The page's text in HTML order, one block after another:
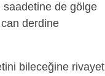
saadetine de gölge
derdine
bileceğine rivayet